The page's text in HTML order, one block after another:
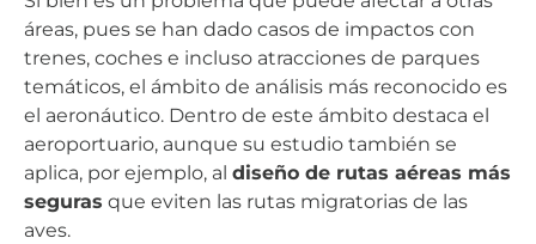
áreas, pues se han dado casos de impactos con
trenes, coches e incluso atracciones de parques
temáticos, el ámbito de análisis más reconocido es
el aeronáutico. Dentro de este ámbito destaca el
aeroportuario, aunque su estudio también se
aplica, por ejemplo, al diseño de rutas aéreas más
seguras que eviten las rutas migratorias de las
aves.